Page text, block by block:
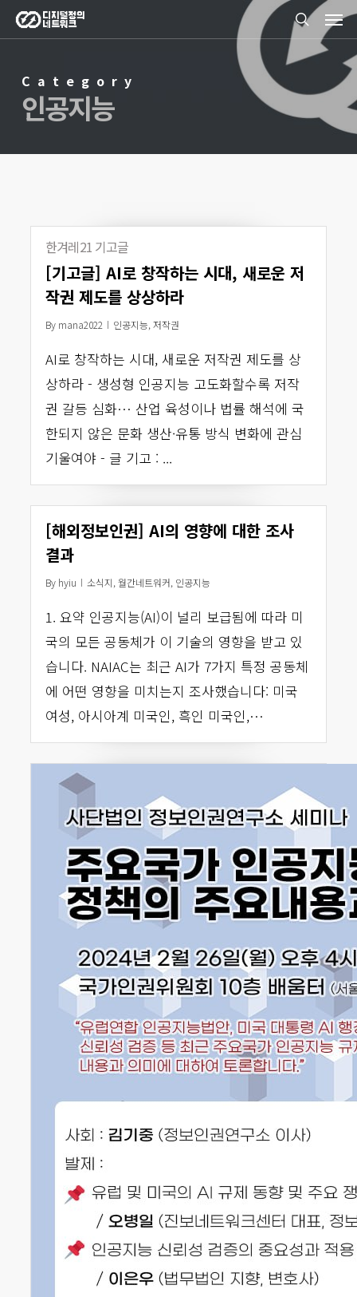
Skip
to
content
search
Category
인공지능
한겨레21 기고글
[기고글] AI로 창작하는 시대, 새로운 저
작권 제도를 상상하라
By mana2022 인공지능,저작권
AI로 창작하는 시대, 새로운 저작권 제도를 상
상하라 - 생성형 인공지능 고도화할수록 저작
권 갈등 심화… 산업 육성이나 법률 해석에 국
한되지 않은 문화 생산·유통 방식 변화에 관심
기울여야 - 글 기고 : ...
[해외정보인권] AI의 영향에 대한 조사
결과
By hyiu 소식지,월간네트워커, 인공지능
1. 요약 인공지능(AI)이 널리 보급됨에 따라 미
국의 모든 공동체가 이 기술의 영향을 받고 있
습니다. NAIAC는 최근 AI가 7가지 특정 공동체
에 어떤 영향을 미치는지 조사했습니다: 미국
여성, 아시아계 미국인, 흑인 미국인,…